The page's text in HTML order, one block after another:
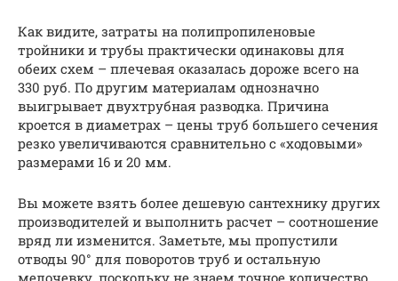
Как видите, затраты на полипропиленовые
тройники и трубы практически одинаковы для
обеих схем – плечевая оказалась дороже всего на
330 руб. По другим материалам однозначно
выигрывает двухтрубная разводка. Причина
кроется в диаметрах – цены труб большего сечения
резко увеличиваются сравнительно с «ходовыми»
размерами 16 и 20 мм.
Вы можете взять более дешевую сантехнику других
производителей и выполнить расчет – соотношение
вряд ли изменится. Заметьте, мы пропустили
отводы 90° для поворотов труб и остальную
мелочевку, поскольку не знаем точное количество.